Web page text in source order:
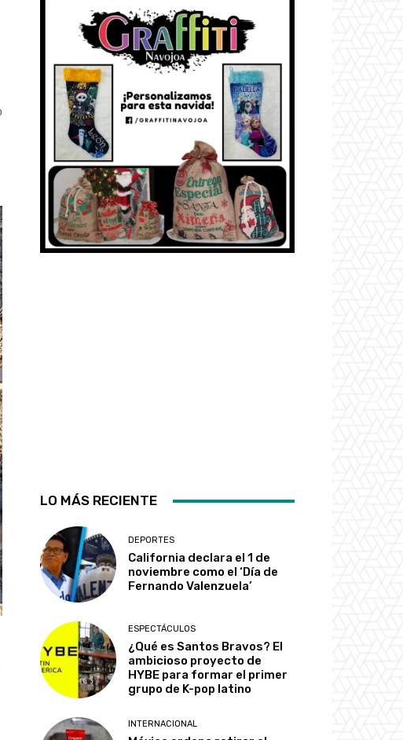
LO MÁS RECIENTE
DEPORTES
California declara el 1 de
noviembre como el ‘Día de
Fernando Valenzuela’
ESPECTÁCULOS
¿Qué es Santos Bravos? El
ambicioso proyecto de
HYBE para formar el primer
grupo de K-pop latino
INTERNACIONAL